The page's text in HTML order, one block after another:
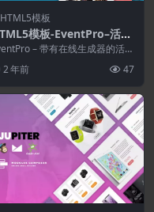
HTML5模板
模板-EventPro–活
会议响应电子邮件
– 带有在线生成器的活动
的启...
2 年前 47